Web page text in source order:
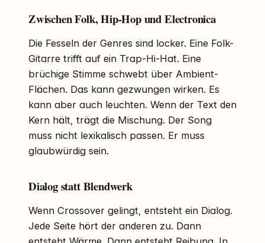
Zwischen Folk, Hip-Hop und Electronica
Die Fesseln der Genres sind locker. Eine Folk-
Gitarre trifft auf ein Trap-Hi-Hat. Eine
brüchige Stimme schwebt über Ambient-
Flächen. Das kann gezwungen wirken. Es
kann aber auch leuchten. Wenn der Text den
Kern hält, trägt die Mischung. Der Song
muss nicht lexikalisch passen. Er muss
glaubwürdig sein.
Dialog statt Blendwerk
Wenn Crossover gelingt, entsteht ein Dialog.
Jede Seite hört der anderen zu. Dann